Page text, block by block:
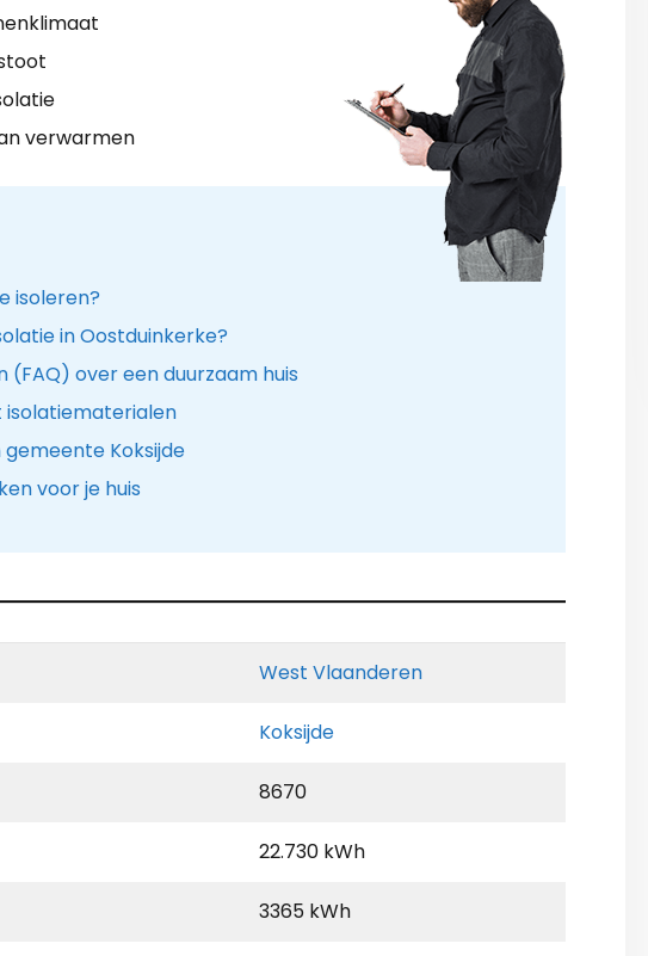
verwarmen
isoleren?
in Oostduinkerke?
over een duurzaam huis
isolatiematerialen
gemeente Koksijde
voor je huis
West Vlaanderen
Koksijde
8670
22.730 kWh
3365 kWh